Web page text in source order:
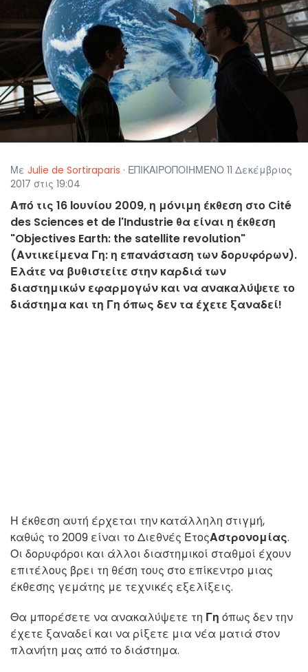
Με Julie de Sortiraparis · ΕΠΙΚΑΙΡΟΠΟΙΗΜΕΝΟ 11 Δεκέμβριος
2017 στις 19:04
Από τις 16 Ιουνίου 2009, η μόνιμη έκθεση στο Cité
des Sciences et de l'Industrie θα είναι η έκθεση
"Objectives Earth: the satellite revolution"
(Αντικείμενα Γη: η επανάσταση των δορυφόρων).
Ελάτε να βυθιστείτε στην καρδιά των
διαστημικών εφαρμογών και να ανακαλύψετε το
διάστημα και τη Γη όπως δεν τα έχετε ξαναδεί!
Η έκθεση αυτή έρχεται την κατάλληλη στιγμή,
καθώς το 2009 είναι το Διεθνές ΈτοςΑστρονομίας.
Οι δορυφόροι και άλλοι διαστημικοί σταθμοί έχουν
επιτέλους βρει τη θέση τους στο επίκεντρο μιας
έκθεσης γεμάτης με τεχνικές εξελίξεις.
Θα μπορέσετε να ανακαλύψετε τη Γη όπως δεν την
έχετε ξαναδεί και να ρίξετε μια νέα ματιά στον
πλανήτη μας από το διάστημα.